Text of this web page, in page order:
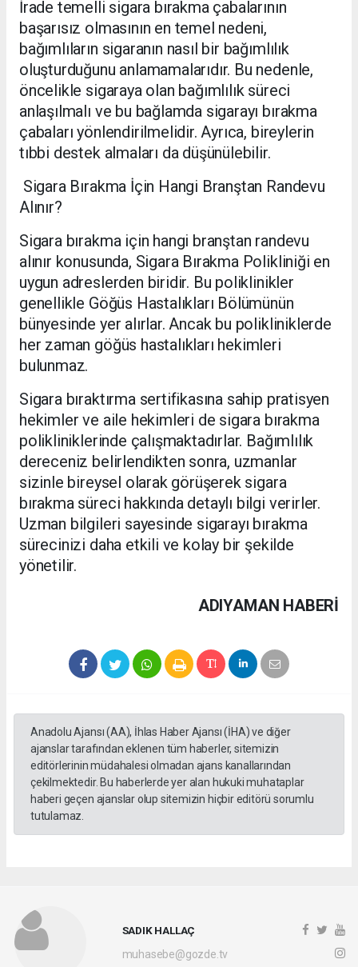
İrade temelli sigara bırakma çabalarının
başarısız olmasının en temel nedeni,
bağımlıların sigaranın nasıl bir bağımlılık
oluşturduğunu anlamamalarıdır. Bu nedenle,
öncelikle sigaraya olan bağımlılık süreci
anlaşılmalı ve bu bağlamda sigarayı bırakma
çabaları yönlendirilmelidir. Ayrıca, bireylerin
tıbbi destek almaları da düşünülebilir.
Sigara Bırakma İçin Hangi Branştan Randevu
Alınır?
Sigara bırakma için hangi branştan randevu
alınır konusunda, Sigara Bırakma Polikliniği en
uygun adreslerden biridir. Bu poliklinikler
genellikle Göğüs Hastalıkları Bölümünün
bünyesinde yer alırlar. Ancak bu polikliniklerde
her zaman göğüs hastalıkları hekimleri
bulunmaz.
Sigara bıraktırma sertifikasına sahip pratisyen
hekimler ve aile hekimleri de sigara bırakma
polikliniklerinde çalışmaktadırlar. Bağımlılık
dereceniz belirlendikten sonra, uzmanlar
sizinle bireysel olarak görüşerek sigara
bırakma süreci hakkında detaylı bilgi verirler.
Uzman bilgileri sayesinde sigarayı bırakma
sürecinizi daha etkili ve kolay bir şekilde
yönetilir.
ADIYAMAN HABERİ
Anadolu Ajansı (AA), İhlas Haber Ajansı (İHA) ve diğer
ajanslar tarafından eklenen tüm haberler, sitemizin
editörlerinin müdahalesi olmadan ajans kanallarından
çekilmektedir. Bu haberlerde yer alan hukuki muhataplar
haberi geçen ajanslar olup sitemizin hiçbir editörü sorumlu
tutulamaz.
SADIK HALLAÇ
muhasebe@gozde.tv